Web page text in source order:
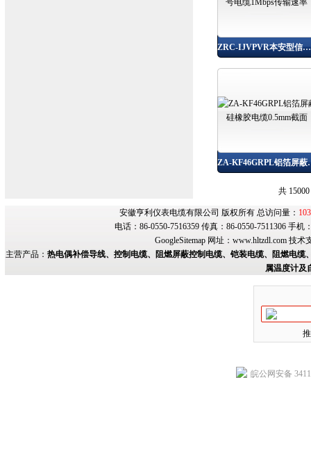
ZRC-IJVPVR本安型信号电缆1Mbps传输速率
ZA-
共
安徽亨利仪表电缆有限公司 版权所有 总访问量：
电话：86-0550-7516359 传真：86-0550-7511306 手
GoogleSitemap网址： www.hltzdl.com技术
主营产品： 热电偶补偿导线、控制电缆、阻燃屏蔽控制电缆、铠装电缆、阻燃电
属温度计及
皖公网安备